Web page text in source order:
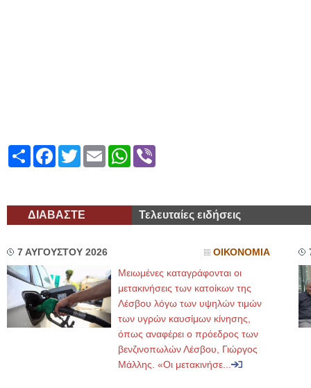
ShareFacebook
TwitterEmailWhatsApp
ΔΙΑΒΑΣΤΕ Τελευταίες ειδήσεις
7 ΑΥΓΟΥΣΤΟΥ 2026 ΟΙΚΟΝΟΜΙΑ
Μειωμένες καταγράφονται οι
μετακινήσεις των κατοίκων της
Λέσβου λόγω των υψηλών τιμών
των υγρών καυσίμων κίνησης,
όπως αναφέρει ο πρόεδρος των
βενζινοπωλών Λέσβου, Γιώργος
Μάλλης. «Οι μετακινήσε...